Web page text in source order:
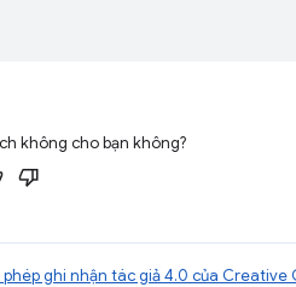
không cho bạn không?
phép ghi nhận tác giả 4.0 của Creative